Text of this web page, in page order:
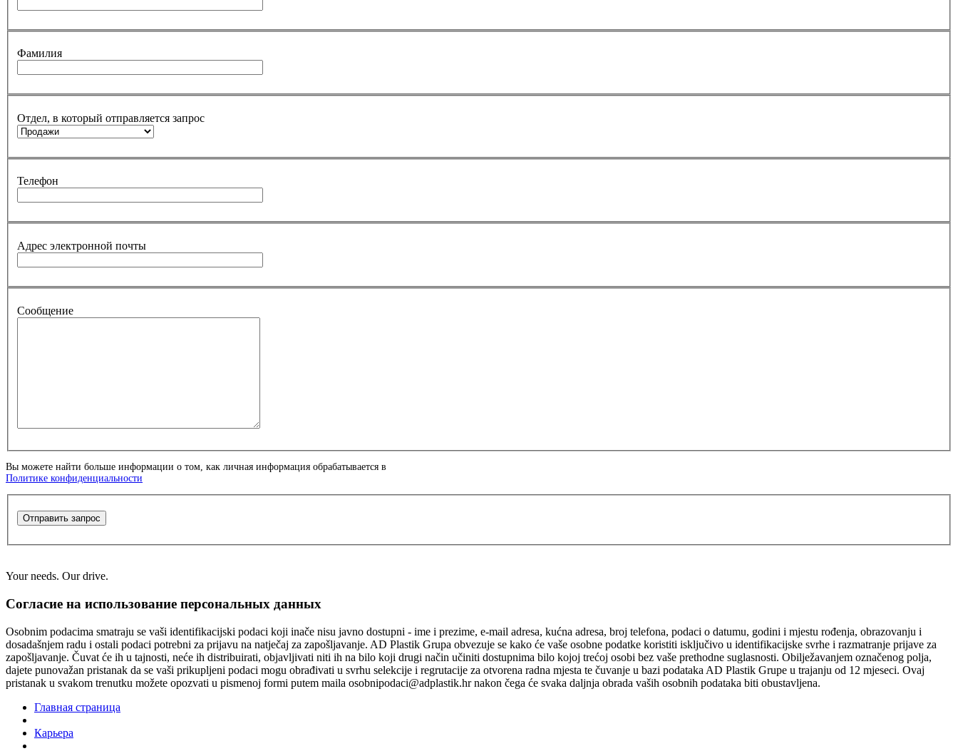
Фамилия
Отдел, в который отправляется запрос
Телефон
Адрес электронной почты
Сообщение
Вы можете найти больше информации о том, как личная информация обрабатывается в
Политике конфиденциальности
Отправить запрос
Your needs. Our drive.
Согласие на использование персональных данных
Osobnim podacima smatraju se vaši identifikacijski podaci koji inače nisu javno dostupni - ime i prezime, e-mail adresa, kućna adresa, broj telefona, podaci o datumu, godini i mjestu rođenja, obrazovanju i
dosadašnjem radu i ostali podaci potrebni za prijavu na natječaj za zapošljavanje. AD Plastik Grupa obvezuje se kako će vaše osobne podatke koristiti isključivo u identifikacijske svrhe i razmatranje prijave za
zapošljavanje. Čuvat će ih u tajnosti, neće ih distribuirati, objavljivati niti ih na bilo koji drugi način učiniti dostupnima bilo kojoj trećoj osobi bez vaše prethodne suglasnosti. Obilježavanjem označenog polja,
dajete punovažan pristanak da se vaši prikupljeni podaci mogu obrađivati u svrhu selekcije i regrutacije za otvorena radna mjesta te čuvanje u bazi podataka AD Plastik Grupe u trajanju od 12 mjeseci. Ovaj
pristanak u svakom trenutku možete opozvati u pismenoj formi putem maila osobnipodaci@adplastik.hr nakon čega će svaka daljnja obrada vaših osobnih podataka biti obustavljena.
Главная страница
Карьера